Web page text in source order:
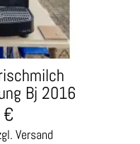
Bj 2016
Versand
€